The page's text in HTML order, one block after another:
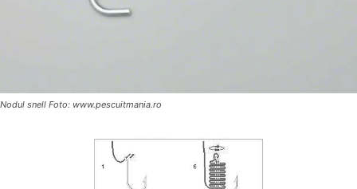
Nodul snell Foto: www.pescuitmania.ro